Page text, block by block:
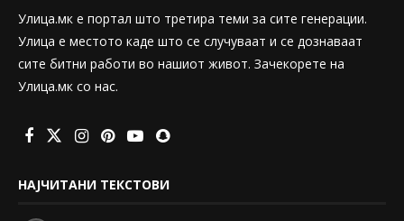
Улица.мк е портал што третира теми за сите генерации.
Улица е местото каде што се случуваат и се дознаваат
сите битни работи во нашиот живот. Зачекорете на
Улица.мк со нас.
НАЈЧИТАНИ ТЕКСТОВИ